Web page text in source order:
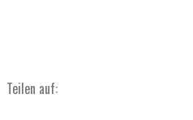
Teilen auf: